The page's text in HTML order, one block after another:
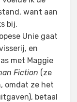
want aan
bij.
Unie gaat
en
met Maggie
Fiction (ze
omdat ze het
betaal